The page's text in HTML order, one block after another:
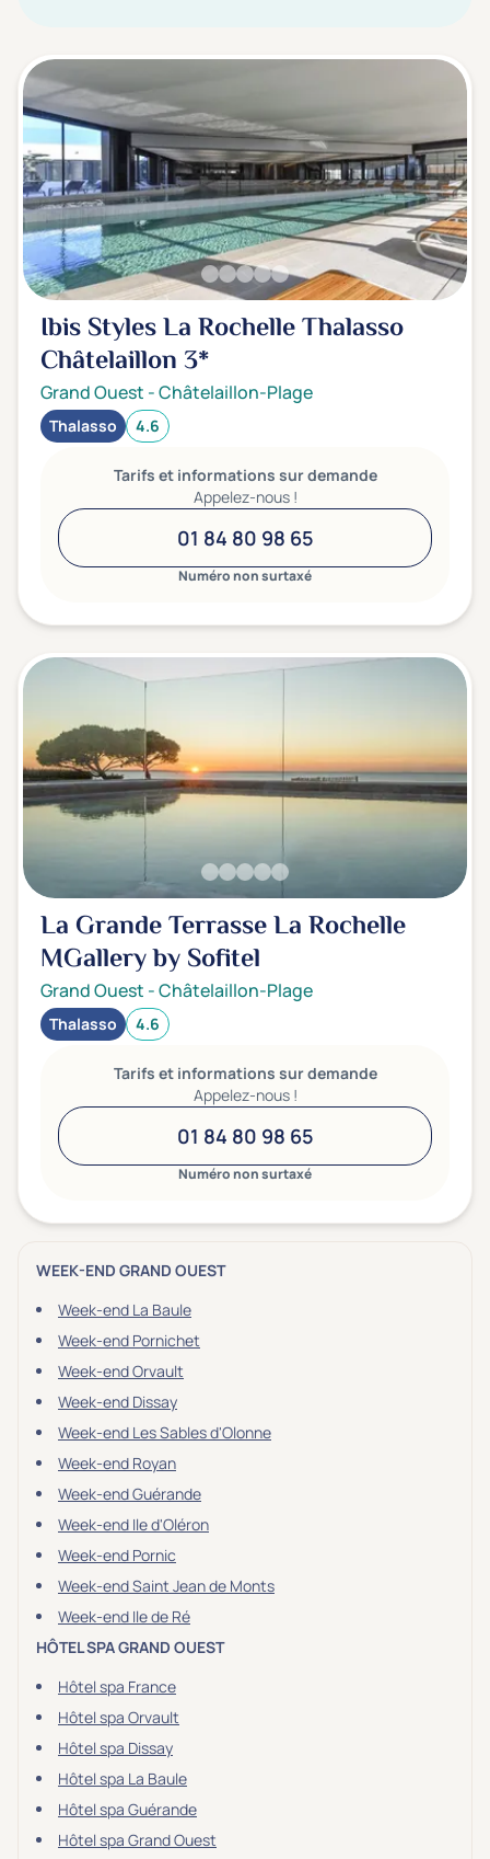
Ibis Styles La Rochelle Thalasso
Châtelaillon 3*
Grand Ouest -Châtelaillon-Plage
Thalasso 4.6
Tarifs et informations sur demande
Appelez-nous !
01 84 80 98 65
Numéro non surtaxé
La Grande Terrasse La Rochelle
MGallery by Sofitel
Grand Ouest -Châtelaillon-Plage
Thalasso 4.6
Tarifs et informations sur demande
Appelez-nous !
01 84 80 98 65
Numéro non surtaxé
WEEK-END GRAND OUEST
Week-end La Baule
Week-end Pornichet
Week-end Orvault
Week-end Dissay
Week-end Les Sables d'Olonne
Week-end Royan
Week-end Guérande
Week-end Ile d'Oléron
Week-end Pornic
Week-end Saint Jean de Monts
Week-end Ile de Ré
HÔTEL SPA GRAND OUEST
Hôtel spa France
Hôtel spa Orvault
Hôtel spa Dissay
Hôtel spa La Baule
Hôtel spa Guérande
Hôtel spa Grand Ouest